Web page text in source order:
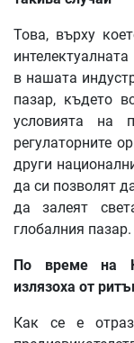
Това, върху
в нашата
пазар, където
условията на
регулаторните
други
да си позволят
да залеят
глобалния
По време на
излязоха от
Как се е